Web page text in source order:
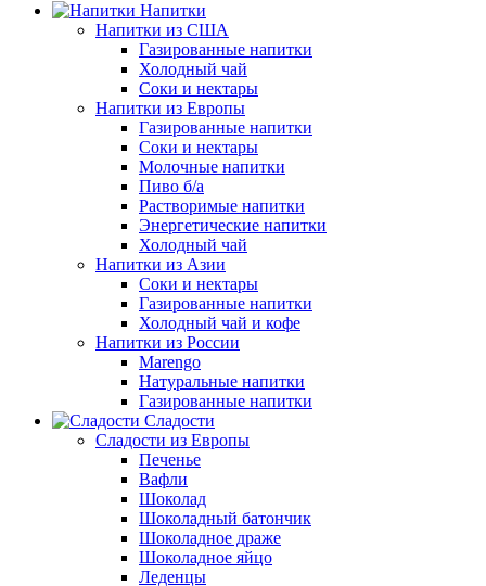
Напитки
Напитки из США
Газированные напитки
Холодный чай
Соки и нектары
Напитки из Европы
Газированные напитки
Соки и нектары
Молочные напитки
Пиво б/а
Растворимые напитки
Энергетические напитки
Холодный чай
Напитки из Азии
Соки и нектары
Газированные напитки
Холодный чай и кофе
Напитки из России
Marengo
Натуральные напитки
Газированные напитки
Сладости
Сладости из Европы
Печенье
Вафли
Шоколад
Шоколадный батончик
Шоколадное драже
Шоколадное яйцо
Леденцы